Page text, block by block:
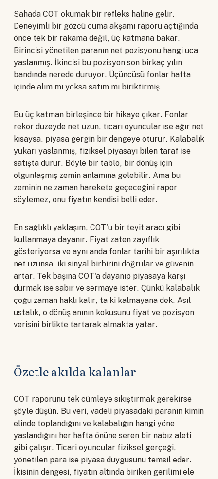
Sahada COT okumak bir refleks haline gelir.
Deneyimli bir gözcü cuma akşamı raporu açtığında
önce tek bir rakama değil, üç katmana bakar.
Birincisi yönetilen paranın net pozisyonu hangi uca
yaslanmış. İkincisi bu pozisyon son birkaç yılın
bandında nerede duruyor. Üçüncüsü fonlar hafta
içinde alım mı yoksa satım mı biriktirmiş.
Bu üç katman birleşince bir hikaye çıkar. Fonlar
rekor düzeyde net uzun, ticari oyuncular ise ağır net
kısaysa, piyasa gergin bir dengeye oturur. Kalabalık
yukarı yaslanmış, fiziksel piyasayı bilen taraf ise
satışta durur. Böyle bir tablo, bir dönüş için
olgunlaşmış zemin anlamına gelebilir. Ama bu
zeminin ne zaman harekete geçeceğini rapor
söylemez, onu fiyatın kendisi belli eder.
En sağlıklı yaklaşım, COT'u bir teyit aracı gibi
kullanmaya dayanır. Fiyat zaten zayıflık
gösteriyorsa ve aynı anda fonlar tarihi bir aşırılıkta
net uzunsa, iki sinyal birbirini doğrular ve güvenin
artar. Tek başına COT'a dayanıp piyasaya karşı
durmak ise sabır ve sermaye ister. Çünkü kalabalık
çoğu zaman haklı kalır, ta ki kalmayana dek. Asıl
ustalık, o dönüş anının kokusunu fiyat ve pozisyon
verisini birlikte tartarak almakta yatar.
Özetle akılda kalanlar
COT raporunu tek cümleye sıkıştırmak gerekirse
şöyle düşün. Bu veri, vadeli piyasadaki paranın kimin
elinde toplandığını ve kalabalığın hangi yöne
yaslandığını her hafta önüne seren bir nabız aleti
gibi çalışır. Ticari oyuncular fiziksel gerçeği,
yönetilen para ise piyasa duygusunu temsil eder.
İkisinin dengesi, fiyatın altında biriken gerilimi ele